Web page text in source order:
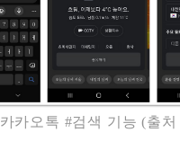
카카오톡 #검색 기능 (출